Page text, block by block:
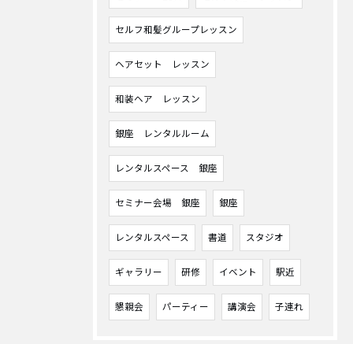
セルフ和髪グループレッスン
ヘアセット レッスン
和装ヘア レッスン
銀座 レンタルルーム
レンタルスペース 銀座
セミナー会場 銀座 銀座
レンタルスペース 書道 スタジオ
ギャラリー 研修 イベント 駅近
懇親会 パーティー 講演会 子連れ